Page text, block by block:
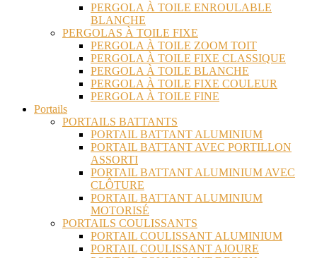
PERGOLA À TOILE ENROULABLE
BLANCHE
PERGOLAS À TOILE FIXE
PERGOLA À TOILE ZOOM TOIT
PERGOLA À TOILE FIXE CLASSIQUE
PERGOLA À TOILE BLANCHE
PERGOLA À TOILE FIXE COULEUR
PERGOLA À TOILE FINE
Portails
PORTAILS BATTANTS
PORTAIL BATTANT ALUMINIUM
PORTAIL BATTANT AVEC PORTILLON
ASSORTI
PORTAIL BATTANT ALUMINIUM AVEC
CLÔTURE
PORTAIL BATTANT ALUMINIUM
MOTORISÉ
PORTAILS COULISSANTS
PORTAIL COULISSANT ALUMINIUM
PORTAIL COULISSANT AJOURE